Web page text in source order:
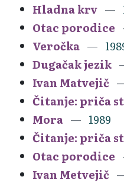
Hladna krv
Otac porodice
Veročka
Dugačak jezik
Ivan Matvejič
Čitanje: priča
Mora
1989
Čitanje: priča
Otac porodice
Ivan Metvejič